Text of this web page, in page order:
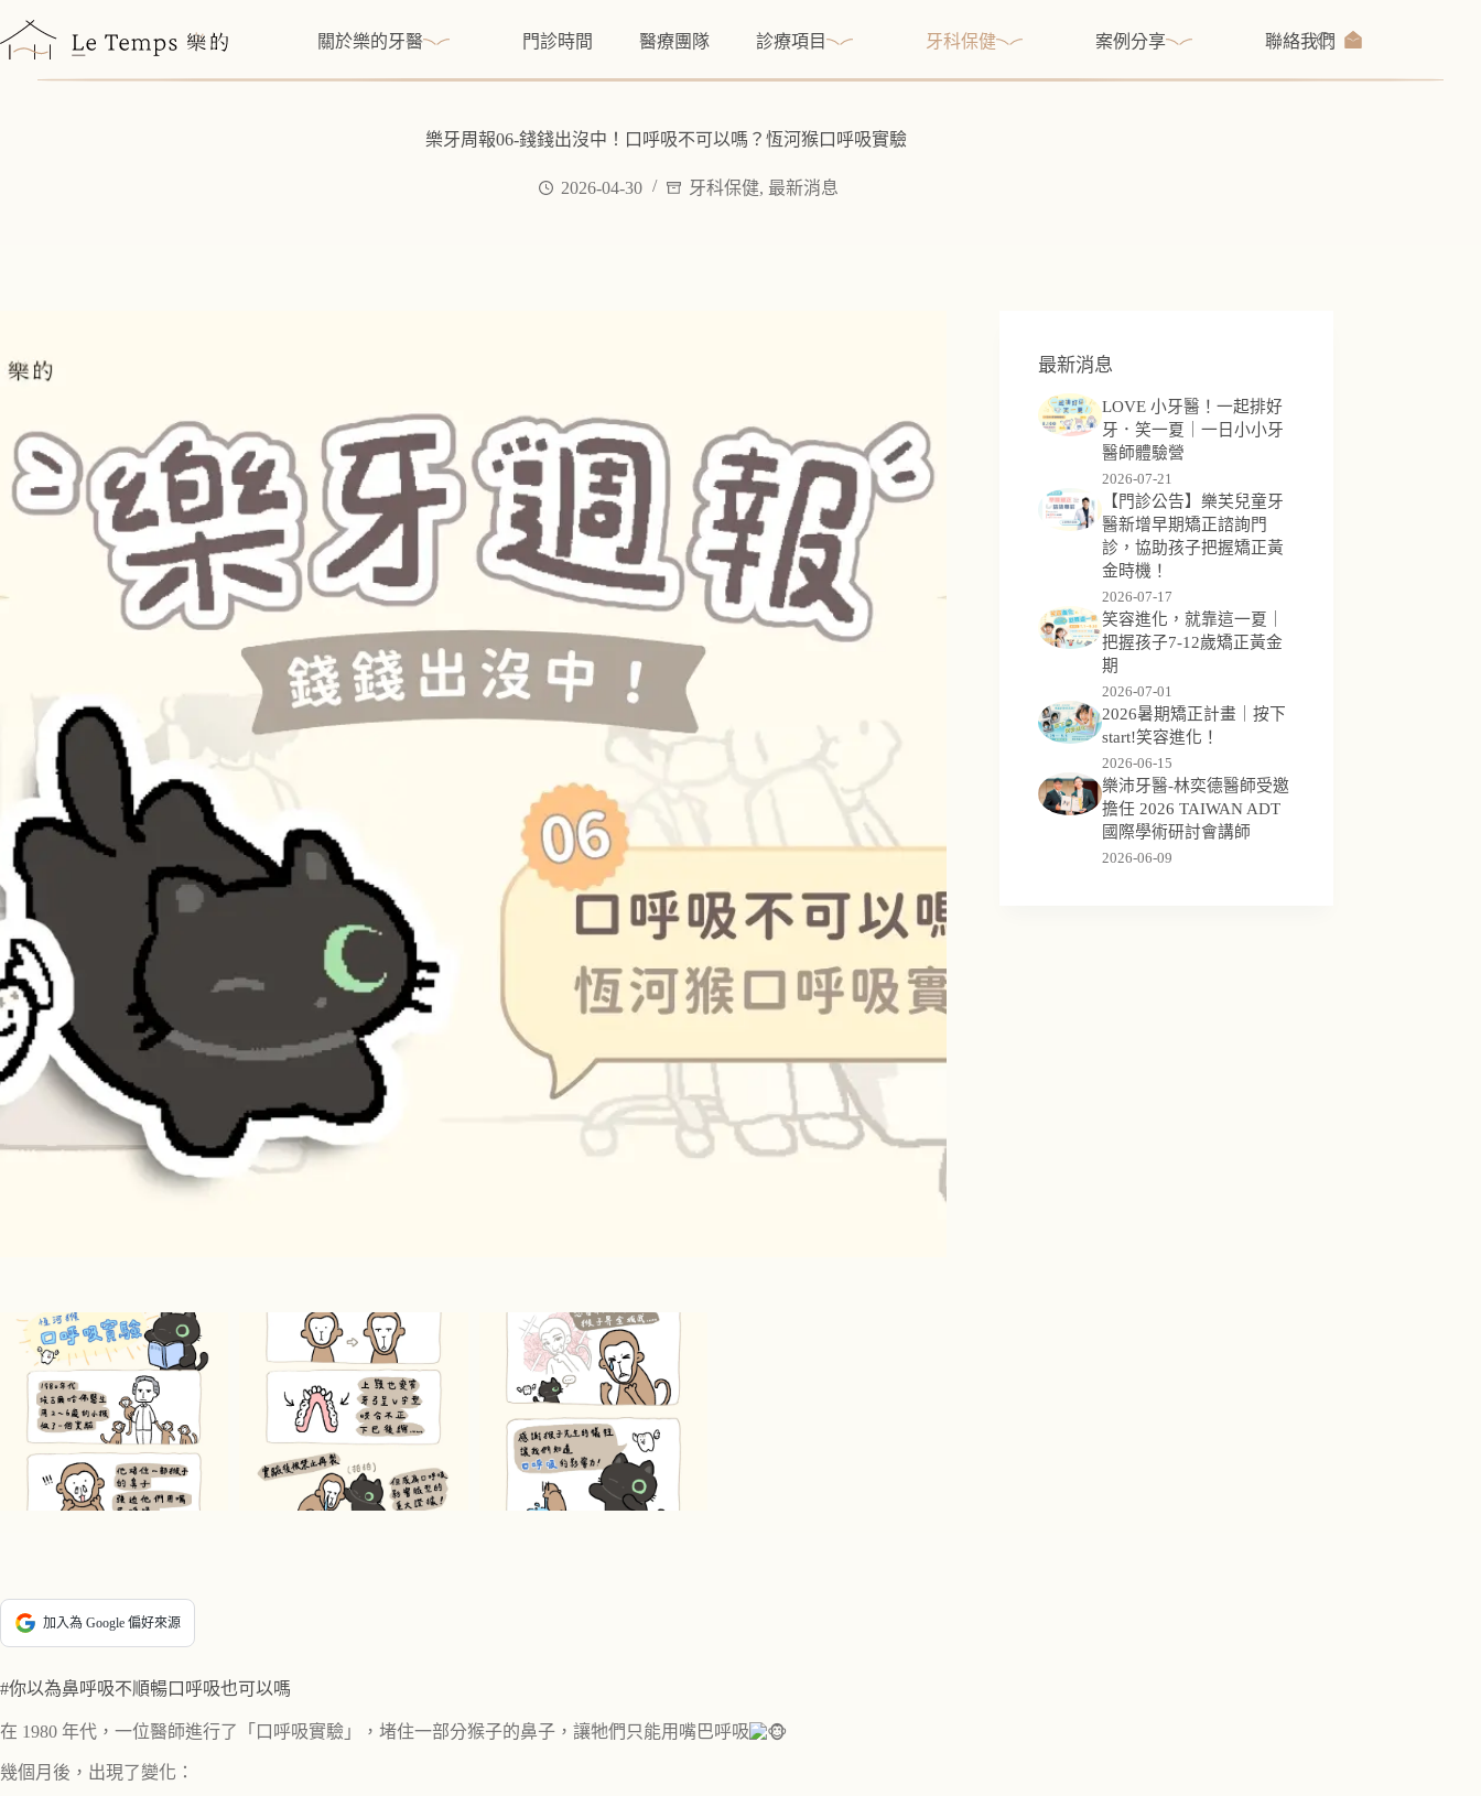
至
關於樂的牙醫 門診時間 醫療團隊 診療項目 牙科保健 案例分享 聯絡我們
樂牙周報06-錢錢出沒中！口呼吸不可以嗎？恆河猴口呼吸實驗
2026-04-30 牙科保健, 最新消息
加入為 Google 偏好來源
#你以為鼻呼吸不順暢口呼吸也可以嗎
在 1980 年代，一位醫師進行了「口呼吸實驗」，堵住一部分猴子的鼻子，讓牠們只能用嘴巴呼吸
幾個月後，出現了變化：
最新消息
LOVE 小牙醫！一起排好
牙．笑一夏｜一日小小牙
醫師體驗營
2026-07-21
【門診公告】樂芙兒童牙
醫新增早期矯正諮詢門
診，協助孩子把握矯正黃
金時機！
2026-07-17
笑容進化，就靠這一夏｜
把握孩子7-12歲矯正黃金
期
2026-07-01
2026暑期矯正計畫｜按下
start!笑容進化！
2026-06-15
樂沛牙醫-林奕德醫師受邀
擔任 2026 TAIWAN ADT
國際學術研討會講師
2026-06-09